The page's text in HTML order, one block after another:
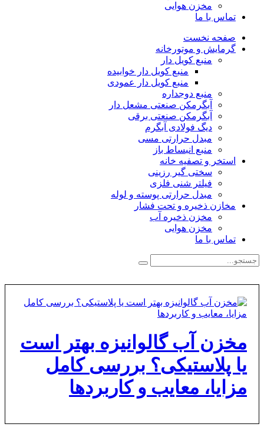
مخزن هوایی
تماس با ما
صفحه نخست
گرمایش و موتورخانه
منبع کویل دار
منبع کویل دار خوابیده
منبع کویل دار عمودی
منبع دوجداره
آبگرمکن صنعتی مشعل دار
آبگرمکن صنعتی برقی
دیگ فولادی آبگرم
مبدل حرارتی مسی
منبع انبساط باز
استخر و تصفیه خانه
سختی گیر رزینی
فیلتر شنی فلزی
مبدل حرارتی پوسته و لوله
مخازن ذخیره و تحت فشار
مخزن ذخیره آب
مخزن هوایی
تماس با ما
مخزن آب گالوانیزه بهتر است
یا پلاستیکی؟ بررسی کامل
مزایا، معایب و کاربردها